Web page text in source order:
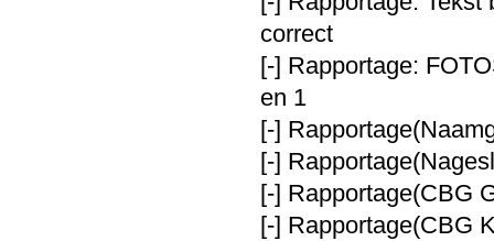
correct
[-] Rapportage:
en 1
[-]
[-]
[-] Rapportage(CBG
[-] Rapportage(CBG